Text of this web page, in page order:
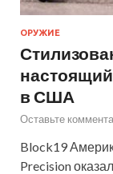
ОРУЖИЕ
в США
Оставьте
Block19
Precision